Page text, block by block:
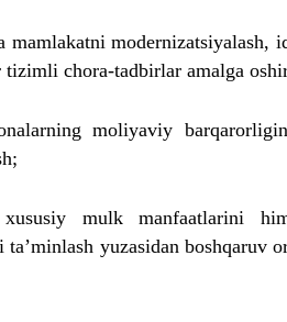
modernizatsiyalash,
chora-tadbirlar amalga
moliyaviy
mulk manfaatlarini
yuzasidan boshqaruv